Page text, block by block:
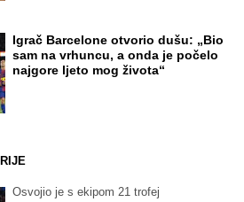
Igrač Barcelone otvorio dušu: „Bio
sam na vrhuncu, a onda je počelo
najgore ljeto mog života“
Osvojio je s ekipom 21 trofej